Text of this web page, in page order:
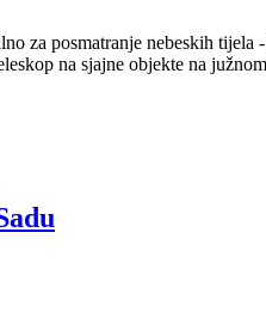
za posmatranje nebeskih
na sjajne objekte na